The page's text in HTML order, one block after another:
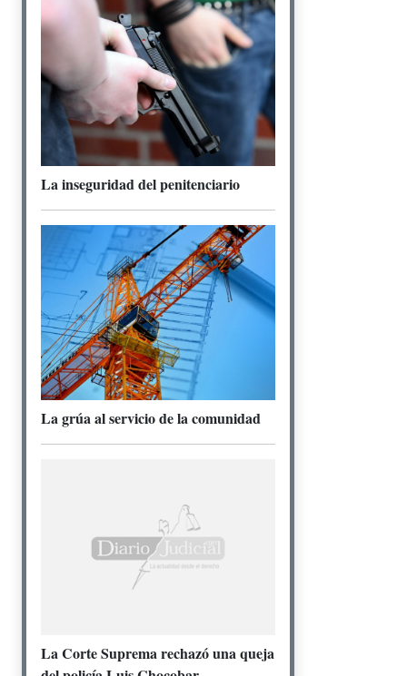
La inseguridad del penitenciario
La grúa al servicio de la comunidad
La Corte Suprema rechazó una queja